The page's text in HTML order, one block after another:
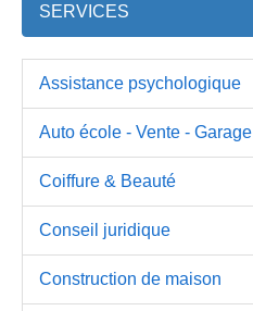
SERVICES
Assistance psychologique
Auto école - Vente - Garage
Coiffure & Beauté
Conseil juridique
Construction de maison